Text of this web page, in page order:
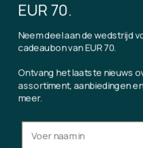
Over Tibladin
Duurzame productie
Klantenclub registreren
Neem contact met ons op
INFORMATIE
Privacybeleid
EUR 70.
Neem deel aan de wedstrijd
cadeaubon van EUR 70.
Ontvang het laatste nieuws
assortiment, aanbiedingen
meer.